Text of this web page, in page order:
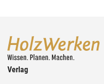
Verlag